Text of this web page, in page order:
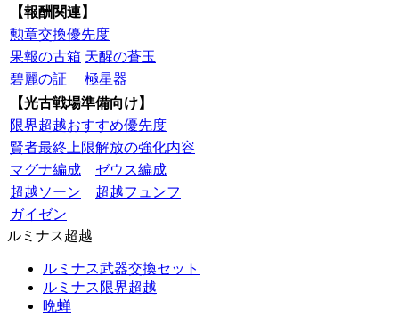
【報酬関連】
勲章交換優先度
果報の古箱 天醒の蒼玉
碧麗の証
極星器
【光古戦場準備向け】
限界超越おすすめ優先度
賢者最終上限解放の強化内容
マグナ編成
ゼウス編成
超越ソーン
超越フュンフ
ガイゼン
ルミナス超越
ルミナス武器交換セット
ルミナス限界超越
晩蝉